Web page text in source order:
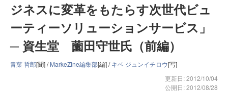
ジネスに変革をもたらす次世代ビュ
ーティーソリューションサービス」
─ 資生堂 薗田守世氏（前編）
青葉 哲郎[聞] /MarkeZine編集部[編] /キベ ジュンイチロウ[写]
更新日: 2012/10/04
公開日: 2012/08/28